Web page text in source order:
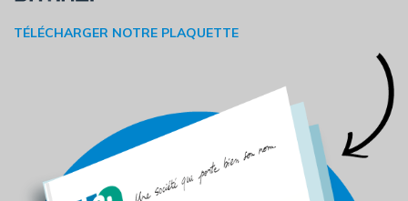
TÉLÉCHARGER NOTRE PLAQUETTE